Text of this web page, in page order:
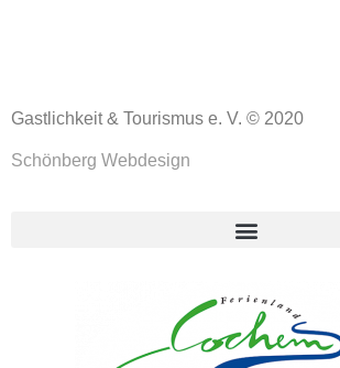
Gastlichkeit & Tourismus e. V. © 2020
Schönberg Webdesign